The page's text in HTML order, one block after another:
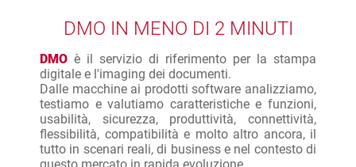
DMO IN MENO DI 2 MINUTI
DMO è il servizio di riferimento per la stampa
digitale e l'imaging dei documenti.
Dalle macchine ai prodotti software analizziamo,
testiamo e valutiamo caratteristiche e funzioni,
usabilità, sicurezza, produttività, connettività,
flessibilità, compatibilità e molto altro ancora, il
tutto in scenari reali, di business e nel contesto di